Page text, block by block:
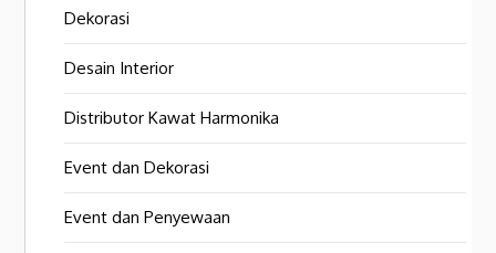
Dekorasi
Desain Interior
Distributor Kawat Harmonika
Event dan Dekorasi
Event dan Penyewaan